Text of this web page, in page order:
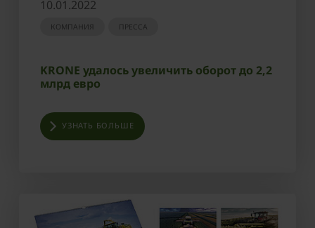
10.01.2022
КОМПАНИЯ ПРЕССА
KRONE удалось увеличить оборот до 2,2
млрд евро
УЗНАТЬ БОЛЬШЕ